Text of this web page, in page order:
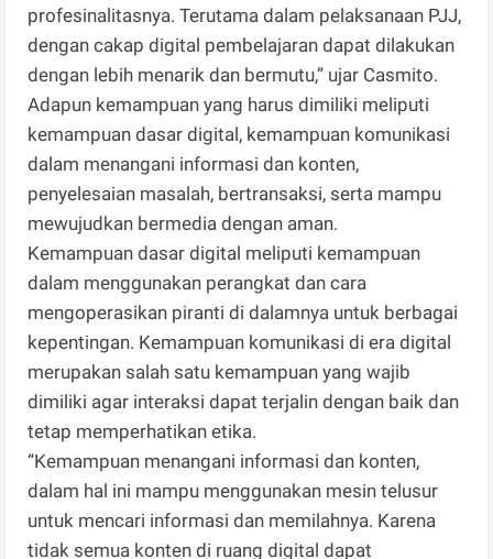
profesinalitasnya. Terutama dalam pelaksanaan PJJ,
dengan cakap digital pembelajaran dapat dilakukan
dengan lebih menarik dan bermutu,” ujar Casmito.
Adapun kemampuan yang harus dimiliki meliputi
kemampuan dasar digital, kemampuan komunikasi
dalam menangani informasi dan konten,
penyelesaian masalah, bertransaksi, serta mampu
mewujudkan bermedia dengan aman.
Kemampuan dasar digital meliputi kemampuan
dalam menggunakan perangkat dan cara
mengoperasikan piranti di dalamnya untuk berbagai
kepentingan. Kemampuan komunikasi di era digital
merupakan salah satu kemampuan yang wajib
dimiliki agar interaksi dapat terjalin dengan baik dan
tetap memperhatikan etika.
“Kemampuan menangani informasi dan konten,
dalam hal ini mampu menggunakan mesin telusur
untuk mencari informasi dan memilahnya. Karena
tidak semua konten di ruang digital dapat